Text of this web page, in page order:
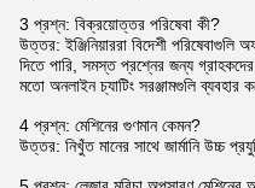
3 প্রশ্ন: বিক্রয়োত্তর পরিষেবা কী?
উত্তর: ইঞ্জিনিয়াররা বিদেশী
দিতে পারি, সমস্ত প্রশ্নের জন্য
মতো অনলাইন চ্যাটিং সরঞ্জামগুলি ব্যবহার
4 প্রশ্ন: মেশিনের গুণমান কেমন?
উত্তর: নিখুঁত মানের সাথে জার্মানি উচ্চ